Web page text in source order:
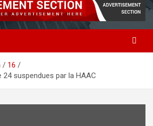
16
24 suspendues par la HAAC